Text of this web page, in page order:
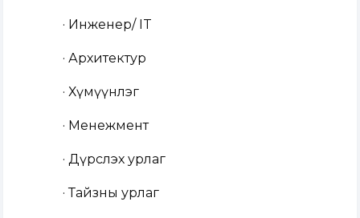
· Инженер/ IT
· Архитектур
· Хүмүүнлэг
· Менежмент
· Дүрслэх урлаг
· Тайзны урлаг